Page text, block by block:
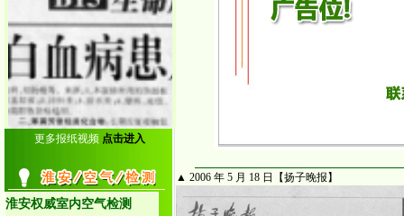
27.泰州靖江室内空气检测
28.泰州兴化室内空气检测
29.启东室内空气检测中心
30.海门室内空气检测中心
31.通州室内空气检测中心
32.如皋室内空气检测中心
33.如东室内空气检测中心
34.海安室内空气检测中心
更多报纸视频 点击进入
淮安权威室内空气检测
▲ 2006 年 5 月 18 日【扬子晚报】